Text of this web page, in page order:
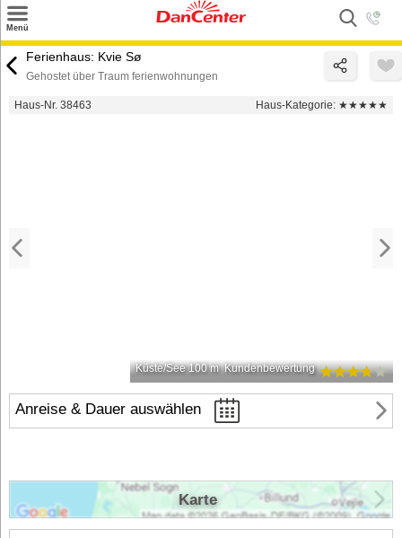
Menü
Suchen
Ferienhaus: Kvie Sø
Gehostet über Traum ferienwohnungen
Haus-Nr. 38463 Haus-Kategorie: ★★★★★
Küste/See 100 m Kundenbewertung
Anreise & Dauer auswählen
Karte